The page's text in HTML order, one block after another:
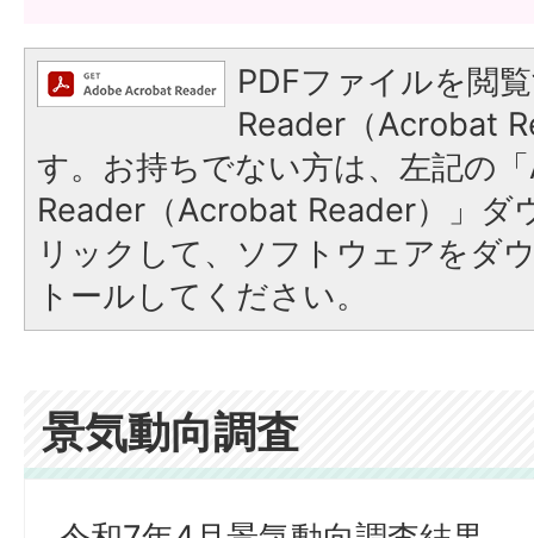
PDFファイルを閲
Reader（Acrobat
す。お持ちでない方は、左記の
Reader（Acrobat Reader）」ダ
リックして、ソフトウェアをダ
トールしてください。
景気動向調査